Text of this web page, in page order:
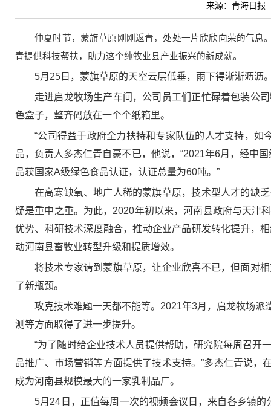
来源：青海日
仲夏时节，蒙旗草原刚刚返青，处处一片欣欣向荣的气息
青提供科技帮扶，助力这个纯牧业县产业振兴的新成就。
5月25日，蒙旗草原的天空云层低垂，雨下得淅淅沥沥
走进启龙牧场生产车间，公司员工们正忙碌着包装公
色盒子，整齐码放在一个个纸箱里。
“公司得益于政府全力扶持和专家队伍的人才支持，
品，负责人多杰仁青自豪不已，他说，“2021年6月，经中
品获国家A级绿色食品认证，认证总量为60吨。”
在高寒缺氧、地广人稀的蒙旗草原，技术型人才的缺
疑是重中之重。为此，2020年初以来，河南县政府与天津
优势、科研技术深度融合，推动企业产品研发转化提升，
动河南县畜牧业转型升级和提质增效。
将技术专家请到蒙旗草原，让企业欣喜不已，但面对
了新瓶颈。
攻克技术难题一天都不能等。2021年3月，启龙牧场
测等方面取得了进一步提升。
“为了随时给企业技术人员提供帮助，研究院每周召开
品推广、市场营销等方面提供了技术支持。”多杰仁青说
成为河南县规模最大的一家乳制品厂。
5月24日，正值每周一次的视频会议日，来自各乡镇的